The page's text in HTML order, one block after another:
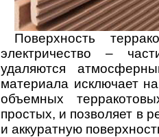
Поверхность
электричество –
удаляются
материала исключает
объемных
простых, и позволяет в
и аккуратную